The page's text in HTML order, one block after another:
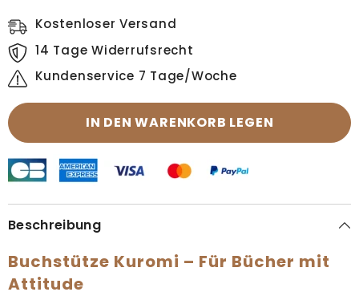
Kostenloser Versand
14 Tage Widerrufsrecht
Kundenservice 7 Tage/Woche
IN DEN WARENKORB LEGEN
Beschreibung
Buchstütze Kuromi – Für Bücher mit
Attitude